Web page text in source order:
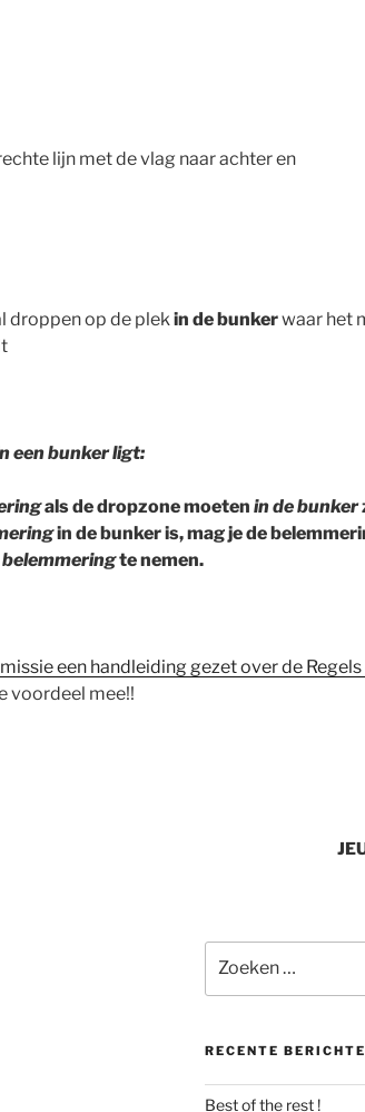
lijn met de vlag naar achter en
droppen op de plekin de bunkerwaar het
een bunker ligt:
als de dropzone moeten in de bunker
in de bunker is, mag je de
te nemen.
een handleiding gezet over de
voordeel mee!!
naar:
RECENTE
Best of the rest !